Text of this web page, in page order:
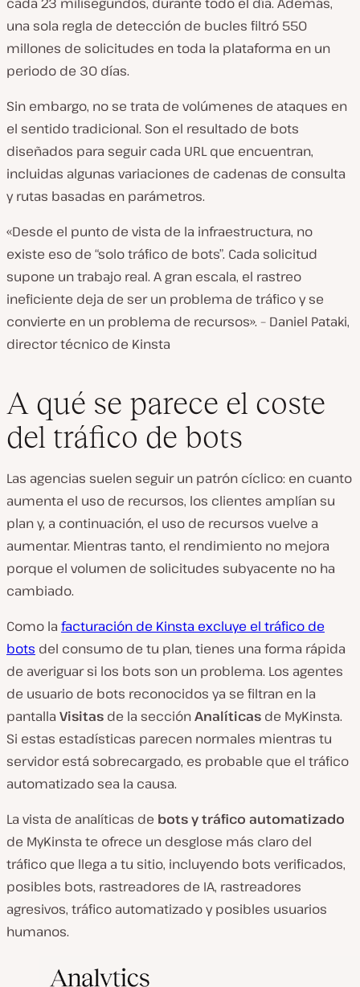
una sola regla de detección de bucles filtró 550
millones de solicitudes en toda la plataforma en un
periodo de 30 días.
Sin embargo, no se trata de volúmenes de ataques en
el sentido tradicional. Son el resultado de bots
diseñados para seguir cada URL que encuentran,
incluidas algunas variaciones de cadenas de consulta
y rutas basadas en parámetros.
«Desde el punto de vista de la infraestructura, no
existe eso de “solo tráfico de bots”. Cada solicitud
supone un trabajo real. A gran escala, el rastreo
ineficiente deja de ser un problema de tráfico y se
convierte en un problema de recursos». – Daniel Pataki,
director técnico de Kinsta
A qué se parece el coste
del tráfico de bots
Las agencias suelen seguir un patrón cíclico: en cuanto
aumenta el uso de recursos, los clientes amplían su
plan y, a continuación, el uso de recursos vuelve a
aumentar. Mientras tanto, el rendimiento no mejora
porque el volumen de solicitudes subyacente no ha
cambiado.
Como la facturación de Kinsta excluye el tráfico de
bots del consumo de tu plan, tienes una forma rápida
de averiguar si los bots son un problema. Los agentes
de usuario de bots reconocidos ya se filtran en la
pantalla Visitas de la secciónAnalíticas de MyKinsta.
Si estas estadísticas parecen normales mientras tu
servidor está sobrecargado, es probable que el tráfico
automatizado sea la causa.
La vista de analíticas de bots y tráfico automatizado
de MyKinsta te ofrece un desglose más claro del
tráfico que llega a tu sitio, incluyendo bots verificados,
posibles bots, rastreadores de IA, rastreadores
agresivos, tráfico automatizado y posibles usuarios
humanos.